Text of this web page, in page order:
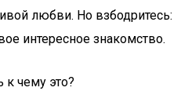
любви. Но взбодритесь:
интересное знакомство.
к чему это?